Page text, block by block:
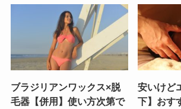
ブラジリアンワックス×脱
毛器【併用】使い方次第で
安いけど
下】おす